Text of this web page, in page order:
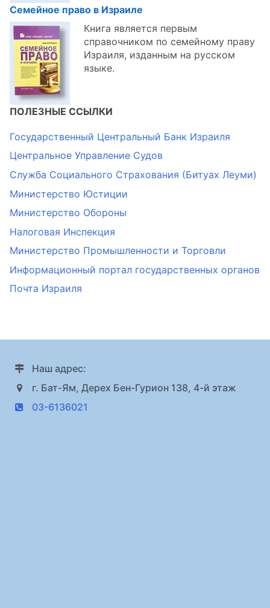
Семейное право в Израиле
Книга является первым
справочником по семейному праву
Израиля, изданным на русском
языке.
ПОЛЕЗНЫЕ ССЫЛКИ
Государственный Центральный Банк Израиля
Центральное Управление Судов
Служба Социального Страхования (Битуах Леуми)
Министерство Юстиции
Министерство Обороны
Налоговая Инспекция
Министерство Промышленности и Торговли
Информационный портал государственных органов
Почта Израиля
Наш адрес:
г. Бат-Ям, Дерех Бен-Гурион 138, 4-й этаж
03-6136021